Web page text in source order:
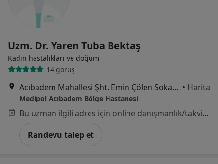
Uzm. Dr. Yaren Tuba Bektaş
Kadın hastalıkları ve doğum
14 görüş
Acıbadem Mahallesi Şht. Emin Çölen Sokağı No:4, Kadıköy • Harita
Medipol Acıbadem Bölge Hastanesi
Bu uzman ilgili adres için online danışmanlık/takvim sunmuyor.
Randevu talep et